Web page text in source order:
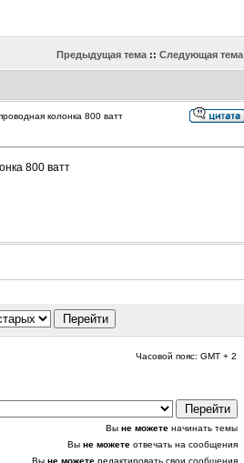
Предыдущая тема:: Следующая тема
колонка 800 ватт
800 ватт
Часовой пояс: GMT + 2
Вы не можете начинать темы
Вы не можете отвечать на сообщения
Вы не можете редактировать свои сообщения